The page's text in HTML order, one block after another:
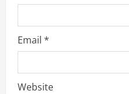
Email *
Website